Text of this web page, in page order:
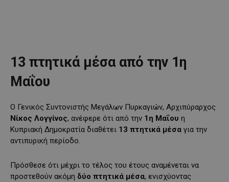
13 πτητικά μέσα από την 1η
Μαΐου
Ο Γενικός Συντονιστής Μεγάλων Πυρκαγιών, Αρχιπύραρχος
Νίκος Λογγίνος, ανέφερε ότι από την 1η Μαΐου η
Κυπριακή Δημοκρατία διαθέτει 13 πτητικά μέσα για την
αντιπυρική περίοδο.
Πρόσθεσε ότι μέχρι το τέλος του έτους αναμένεται να
προστεθούν ακόμη δύο πτητικά μέσα, ενισχύοντας